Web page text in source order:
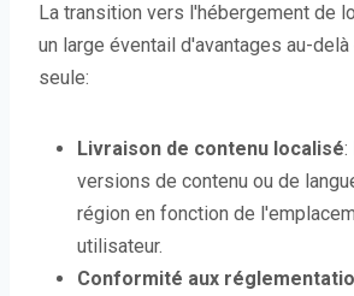
La transition vers l'hébergement de
un large éventail d'avantages au-
seule:
Livraison de contenu localisé:
versions de contenu ou de
région en fonction de
utilisateur.
Conformité aux